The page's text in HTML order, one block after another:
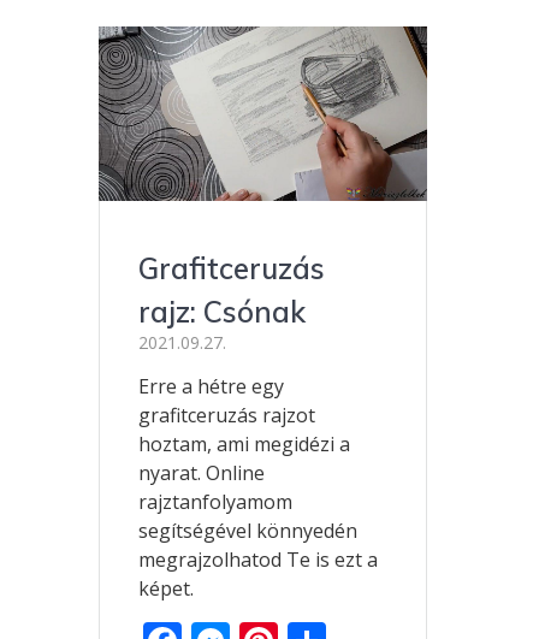
Grafitceruzás
rajz: Csónak
2021.09.27.
Erre a hétre egy
grafitceruzás rajzot
hoztam, ami megidézi a
nyarat. Online
rajztanfolyamom
segítségével könnyedén
megrajzolhatod Te is ezt a
képet.